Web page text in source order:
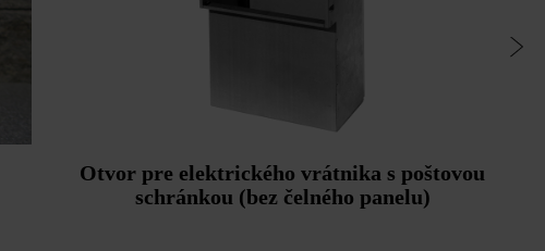
Otvor pre elektrického vrátnika s poštovou
schránkou (bez čelného panelu)